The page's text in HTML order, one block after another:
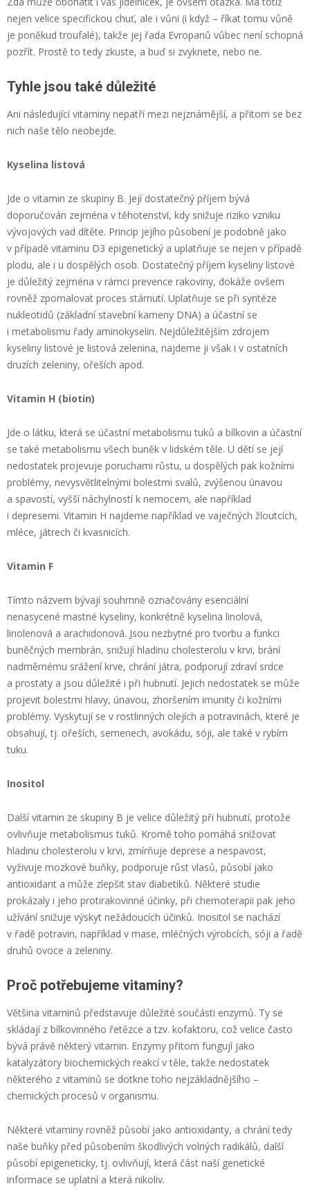
nejen velice specifickou chuť, ale i vůni (i když – říkat tomu vůně
je poněkud troufalé), takže jej řada Evropanů vůbec není schopná
pozřít. Prostě to tedy zkuste, a buď si zvyknete, nebo ne.
Tyhle jsou také důležité
Ani následující vitaminy nepatří mezi nejznámější, a přitom se bez
nich naše tělo neobejde.
Kyselina listová
Jde o vitamin ze skupiny B. Její dostatečný příjem bývá
doporučován zejména v těhotenství, kdy snižuje riziko vzniku
vývojových vad dítěte. Princip jejího působení je podobně jako
v případě vitaminu D3 epigenetický a uplatňuje se nejen v případě
plodu, ale i u dospělých osob. Dostatečný příjem kyseliny listové
je důležitý zejména v rámci prevence rakoviny, dokáže ovšem
rovněž zpomalovat proces stárnutí. Uplatňuje se při syntéze
nukleotidů (základní stavební kameny DNA) a účastní se
i metabolismu řady aminokyselin. Nejdůležitějším zdrojem
kyseliny listové je listová zelenina, najdeme ji však i v ostatních
druzích zeleniny, ořeších apod.
Vitamin H (biotin)
Jde o látku, která se účastní metabolismu tuků a bílkovin a účastní
se také metabolismu všech buněk v lidském těle. U dětí se její
nedostatek projevuje poruchami růstu, u dospělých pak kožními
problémy, nevysvětlitelnými bolestmi svalů, zvýšenou únavou
a spavostí, vyšší náchylností k nemocem, ale například
i depresemi. Vitamin H najdeme například ve vaječných žloutcích,
mléce, játrech či kvasnicích.
Vitamin F
Tímto názvem bývají souhrnně označovány esenciální
nenasycené mastné kyseliny, konkrétně kyselina linolová,
linolenová a arachidonová. Jsou nezbytné pro tvorbu a funkci
buněčných membrán, snižují hladinu cholesterolu v krvi, brání
nadměrnému srážení krve, chrání játra, podporují zdraví srdce
a prostaty a jsou důležité i při hubnutí. Jejich nedostatek se může
projevit bolestmi hlavy, únavou, zhoršením imunity či kožními
problémy. Vyskytují se v rostlinných olejích a potravinách, které je
obsahují, tj. ořeších, semenech, avokádu, sóji, ale také v rybím
tuku.
Inositol
Další vitamin ze skupiny B je velice důležitý při hubnutí, protože
ovlivňuje metabolismus tuků. Kromě toho pomáhá snižovat
hladinu cholesterolu v krvi, zmírňuje deprese a nespavost,
vyživuje mozkové buňky, podporuje růst vlasů, působí jako
antioxidant a může zlepšit stav diabetiků. Některé studie
prokázaly i jeho protirakovinné účinky, při chemoterapii pak jeho
užívání snižuje výskyt nežádoucích účinků. Inositol se nachází
v řadě potravin, například v mase, mléčných výrobcích, sóji a řadě
druhů ovoce a zeleniny.
Proč potřebujeme vitaminy?
Většina vitaminů představuje důležité součásti enzymů. Ty se
skládají z bílkovinného řetězce a tzv. kofaktoru, což velice často
bývá právě některý vitamin. Enzymy přitom fungují jako
katalyzátory biochemických reakcí v těle, takže nedostatek
některého z vitaminů se dotkne toho nejzákladnějšího –
chemických procesů v organismu.
Některé vitaminy rovněž působí jako antioxidanty, a chrání tedy
naše buňky před působením škodlivých volných radikálů, další
působí epigeneticky, tj. ovlivňují, která část naší genetické
informace se uplatní a která nikoliv.